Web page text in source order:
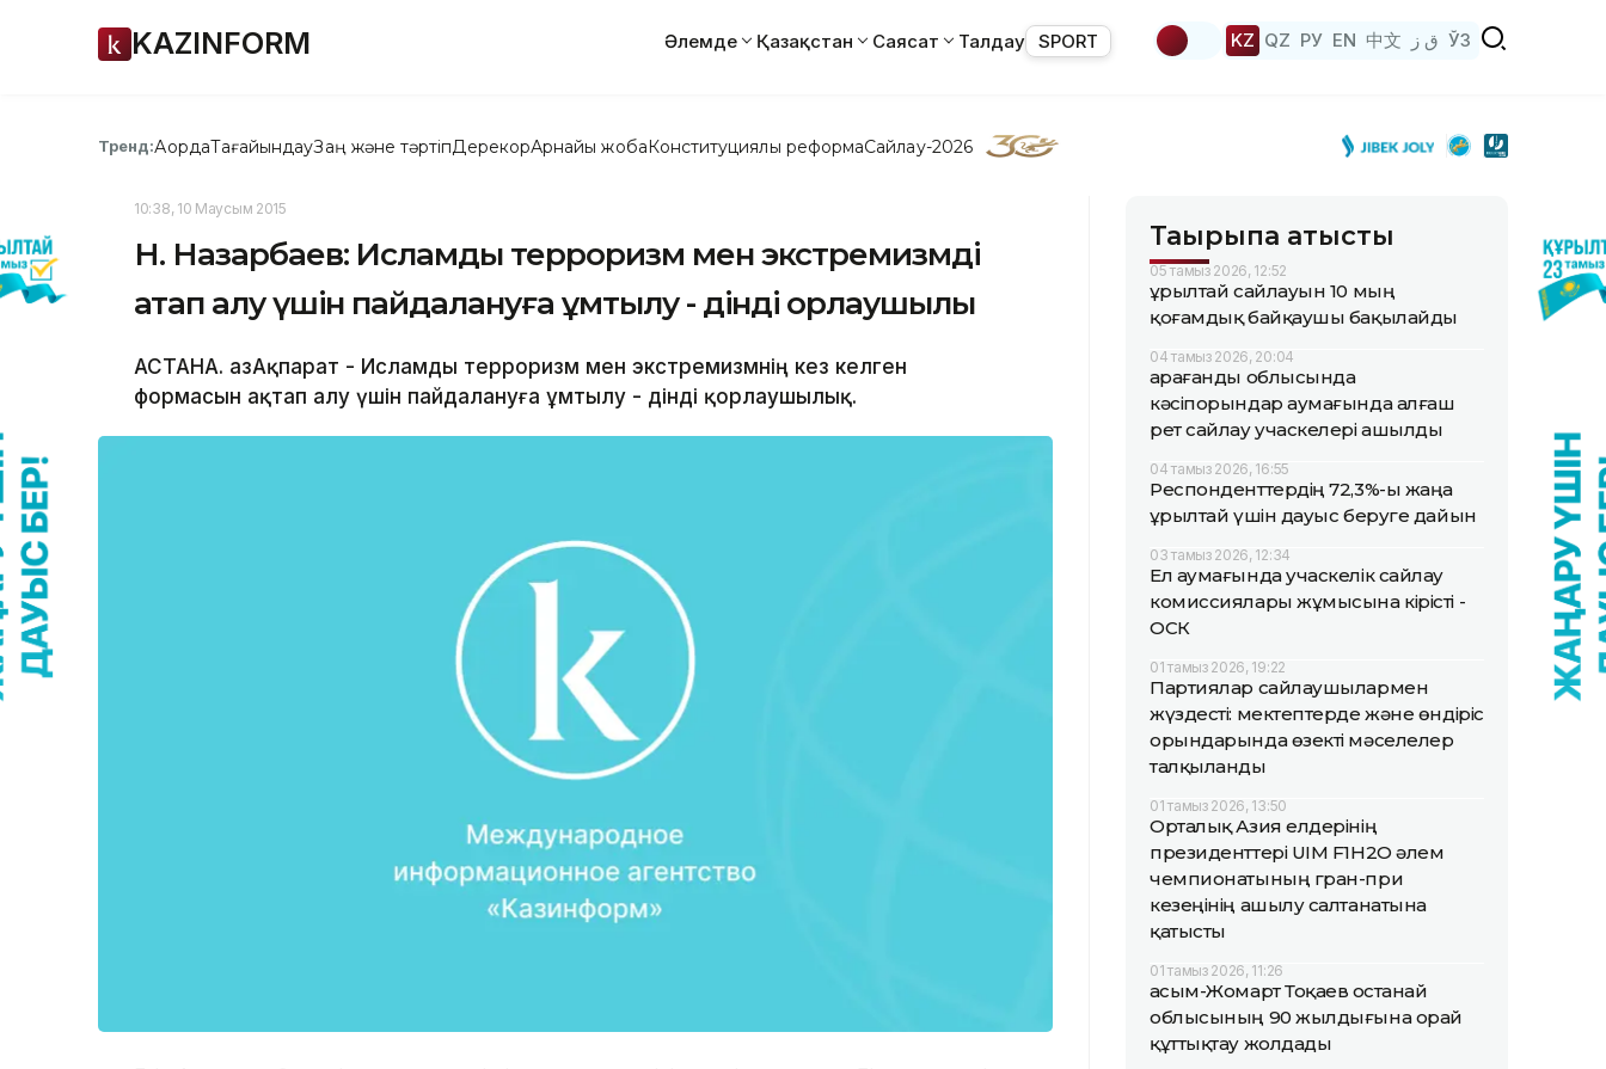
KAZINFORM Әлемде Қазақстан Саясат Талдау SPORT KZ QZ РУ EN 中文 ق ز ЎЗ
Тренд:АқордаТағайындауЗаң және тәртіпДерекқорАрнайы жобаКонституциялық реформаСайлау-2026
10:38, 10 Маусым 2015
Н. Назарбаев: Исламды терроризм мен экстремизмді
ақтап алу үшін пайдалануға ұмтылу - дінді қорлаушылық
АСТАНА. ҚазАқпарат - Исламды терроризм мен экстремизмнің кез келген
формасын ақтап алу үшін пайдалануға ұмтылу - дінді қорлаушылық.
Тақырыпқа қатысты
05 тамыз 2026, 12:52
Құрылтай сайлауын 10 мың
қоғамдық байқаушы бақылайды
04 тамыз 2026, 20:04
Қарағанды облысында
кәсіпорындар аумағында алғаш
рет сайлау учаскелері ашылды
04 тамыз 2026, 16:55
Респонденттердің 72,3%-ы жаңа
Құрылтай үшін дауыс беруге дайын
03 тамыз 2026, 12:34
Ел аумағында учаскелік сайлау
комиссиялары жұмысына кірісті -
ОСК
01 тамыз 2026, 19:22
Партиялар сайлаушылармен
жүздесті: мектептерде және өндіріс
орындарында өзекті мәселелер
талқыланды
01 тамыз 2026, 13:50
Орталық Азия елдерінің
президенттері UIM F1H2O әлем
чемпионатының гран-при
кезеңінің ашылу салтанатына
қатысты
01 тамыз 2026, 11:26
Қасым-Жомарт Тоқаев Қостанай
облысының 90 жылдығына орай
құттықтау жолдады